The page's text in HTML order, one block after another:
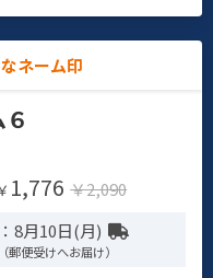
ネーム印
1,776 ￥2,090
8月10日(月)
郵便受けへお届け）